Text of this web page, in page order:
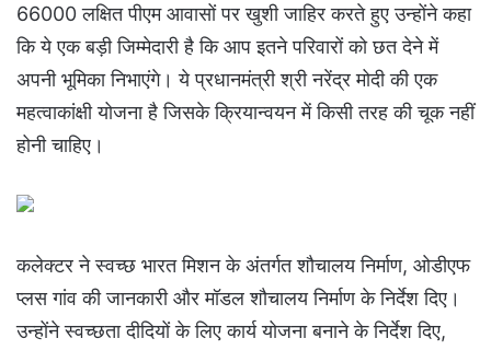
66000 लक्षित पीएम आवासों पर खुशी जाहिर करते हुए उन्होंने कहा
कि ये एक बड़ी जिम्मेदारी है कि आप इतने परिवारों को छत देने में
अपनी भूमिका निभाएंगे। ये प्रधानमंत्री श्री नरेंद्र मोदी की एक
महत्वाकांक्षी योजना है जिसके क्रियान्वयन में किसी तरह की चूक नहीं
होनी चाहिए।
कलेक्टर ने स्वच्छ भारत मिशन के अंतर्गत शौचालय निर्माण, ओडीएफ
प्लस गांव की जानकारी और मॉडल शौचालय निर्माण के निर्देश दिए।
उन्होंने स्वच्छता दीदियों के लिए कार्य योजना बनाने के निर्देश दिए,